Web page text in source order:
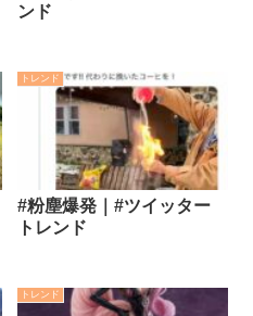
ンド
トレンド
#粉塵爆発｜#ツイッター
トレンド
トレンド